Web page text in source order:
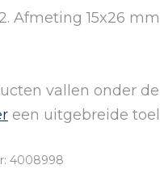
Afmeting 15x26
vallen onder
een uitgebreide
4008998